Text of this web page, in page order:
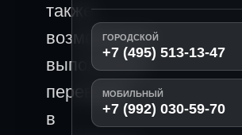
также
возможности
выполнения
перевозки
в
ГОРОДСКОЙ
+7 (495) 513-13-47
МОБИЛЬНЫЙ
+7 (992) 030-59-70